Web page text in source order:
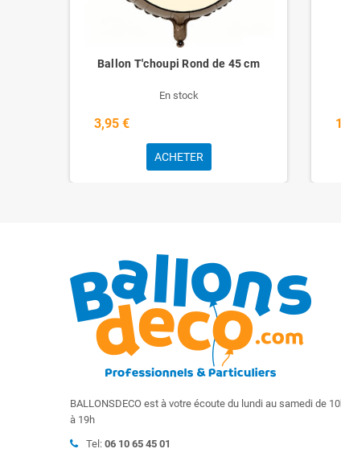
Ballon T'choupi Rond de 45 cm
En stock
3,95 €
ACHETER
BALLONSDECO est à votre écoute du lundi au samedi de
à 19h
Tel: 06 10 65 45 01